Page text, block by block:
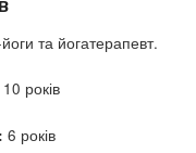
та йогатерапевт.
10 років
6 років